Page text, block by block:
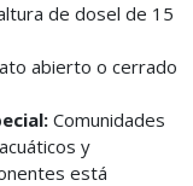
de dosel de 15
abierto o cerrado
Comunidades
y
está